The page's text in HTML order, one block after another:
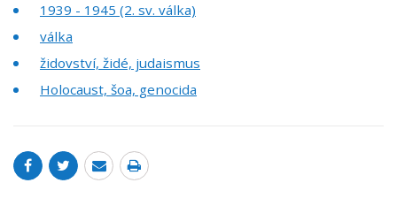
1939 - 1945 (2. sv. válka)
válka
židovství, židé, judaismus
Holocaust, šoa, genocida